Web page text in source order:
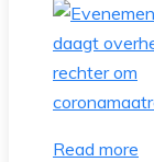
Read more